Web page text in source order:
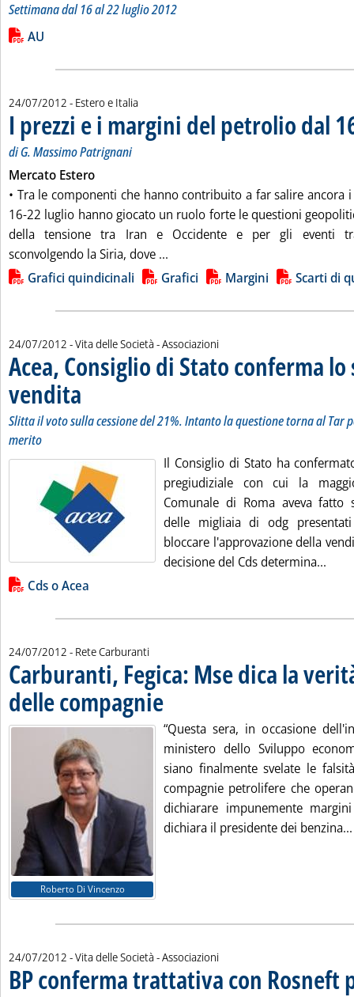
Settimana dal 16 al 22 luglio 2012
Leggi tutta la notizia: 'Acquisti sul mercato del giorno prima
Lista allegati PDF alla notizia
AU
24/07/2012 - Estero e Italia
I prezzi e i margini del petrolio dal
di G. Massimo Patrignani
Mercato Estero
• Tra le componenti che hanno contribuito a far salire ancora
16-22 luglio hanno giocato un ruolo forte le questioni
della tensione tra Iran e Occidente e per gli eventi
sconvolgendo la Siria, dove ...
Lista allegati PDF alla notizia
Grafici quindicinali Grafici Margini Scarti di
24/07/2012 - Vita delle Società - Associazioni
Acea, Consiglio di Stato conferma
vendita . Sottotitolo: Slitta il voto sulla cessione del 21%. Intanto la questione
. Pubblicata martedì 24 luglio 2012 alle 14.28.
Slitta il voto sulla cessione del 21%. Intanto la questione torna al Tar
merito
Il Consiglio di Stato ha
pregiudiziale con cui la
Comunale di Roma aveva fatto
delle migliaia di odg
bloccare l'approvazione della
decisione del Cds determina...
Lista allegati PDF alla notizia
Cds o Acea
24/07/2012 - Rete Carburanti
Carburanti, Fegica: Mse dica la
delle compagnie
Roberto Di Vincenzo
“Questa sera, in occasione
ministero dello Sviluppo
siano finalmente svelate le
compagnie petrolifere che
dichiarare impunemente
dichiara il presidente dei benzina...
24/07/2012 - Vita delle Società - Associazioni
BP conferma trattativa con Rosneft